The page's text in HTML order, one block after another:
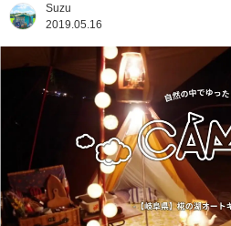
Suzu
2019.05.16